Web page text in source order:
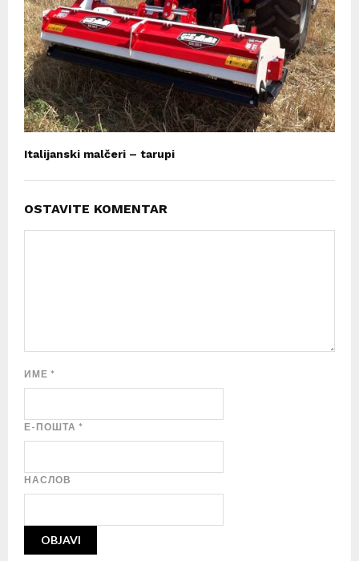
Italijanski malčeri – tarupi
OSTAVITE KOMENTAR
ИМЕ *
Е-ПОШТА *
НАСЛОВ